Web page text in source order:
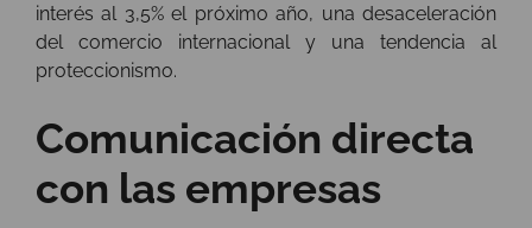
interés al 3,5% el próximo año, una desaceleración
del comercio internacional y una tendencia al
proteccionismo.
Comunicación directa
con las empresas